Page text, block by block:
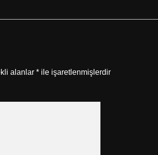
alanlar * ile işaretlenmişlerdir